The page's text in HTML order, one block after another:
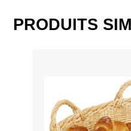
Dimensions : 48x55x88cm
PRODUITS